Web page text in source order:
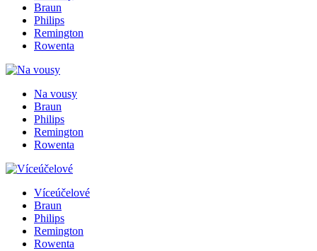
Braun
Philips
Remington
Rowenta
Na vousy
Braun
Philips
Remington
Rowenta
Víceúčelové
Braun
Philips
Remington
Rowenta